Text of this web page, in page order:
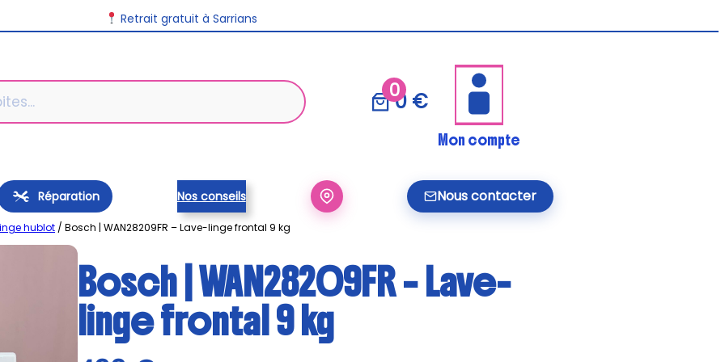
Retrait gratuit à Sarrians
Livraison disponible dans toute la France
00 €
Mon compte
Réparation Nous contacter
Nos conseils
hublot / Bosch | WAN28209FR – Lave-linge frontal 9 kg
Bosch | WAN28209FR – Lave-
linge frontal 9 kg